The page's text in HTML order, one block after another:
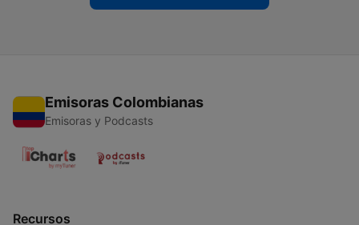
Emisoras Colombianas
Emisoras y Podcasts
Recursos